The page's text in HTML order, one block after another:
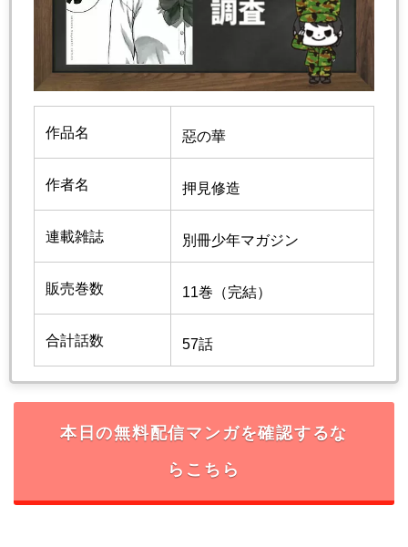
作品名 惡の華
作者名 押見修造
連載雑誌 別冊少年マガジン
販売巻数 11巻（完結）
合計話数 57話
本日の無料配信マンガを確認するな
らこちら